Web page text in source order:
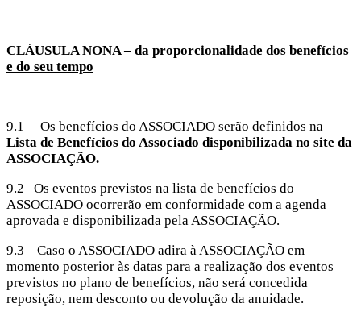
CLÁUSULA NONA – da proporcionalidade dos benefícios
e do seu tempo
9.1 Os benefícios do ASSOCIADO serão definidos na
Lista de Benefícios do Associado disponibilizada no site da
ASSOCIAÇÃO.
9.2 Os eventos previstos na lista de benefícios do
ASSOCIADO ocorrerão em conformidade com a agenda
aprovada e disponibilizada pela ASSOCIAÇÃO.
9.3 Caso o ASSOCIADO adira à ASSOCIAÇÃO em
momento posterior às datas para a realização dos eventos
previstos no plano de benefícios, não será concedida
reposição, nem desconto ou devolução da anuidade.